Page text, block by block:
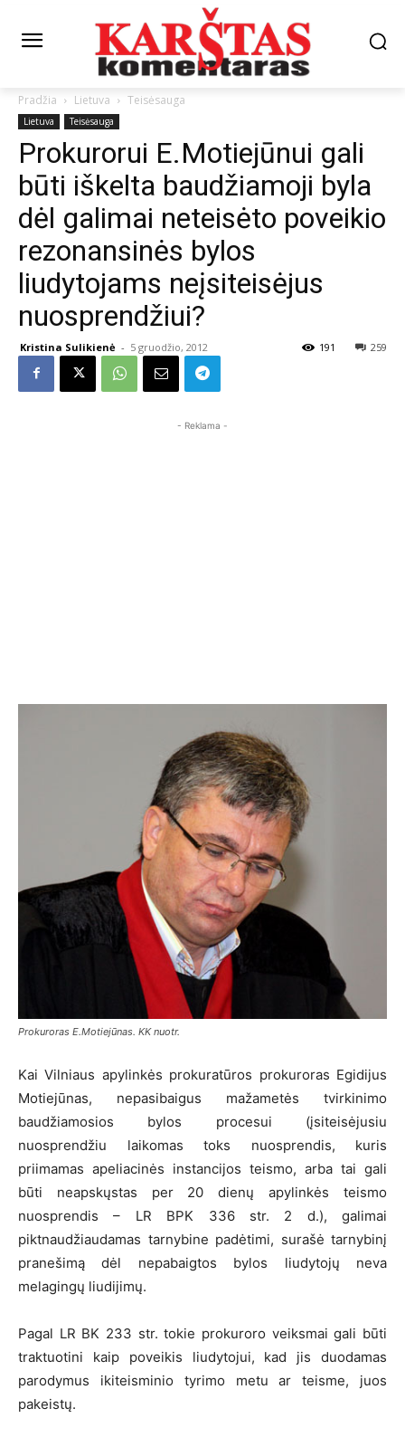
Pradžia Lietuva Teisėsauga
Lietuva Teisėsauga
Prokurorui E.Motiejūnui gali
būti iškelta baudžiamoji byla
dėl galimai neteisėto poveikio
rezonansinės bylos
liudytojams neįsiteisėjus
nuosprendžiui?
Kristina Sulikienė - 5 gruodžio, 2012 259
191
- Reklama -
Prokuroras E.Motiejūnas. KK nuotr.
Kai Vilniaus apylinkės prokuratūros prokuroras Egidijus
Motiejūnas, nepasibaigus mažametės tvirkinimo
baudžiamosios bylos procesui (įsiteisėjusiu
nuosprendžiu laikomas toks nuosprendis, kuris
priimamas apeliacinės instancijos teismo, arba tai gali
būti neapskųstas per 20 dienų apylinkės teismo
nuosprendis – LR BPK 336 str. 2 d.), galimai
piktnaudžiaudamas tarnybine padėtimi, surašė tarnybinį
pranešimą dėl nepabaigtos bylos liudytojų neva
melagingų liudijimų.
Pagal LR BK 233 str. tokie prokuroro veiksmai gali būti
traktuotini kaip poveikis liudytojui, kad jis duodamas
parodymus ikiteisminio tyrimo metu ar teisme, juos
pakeistų.